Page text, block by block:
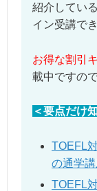
紹介してい
イン受講で
お得な割引
載中ですの
＜要点だけ
TOEFL
の通学
TOEFL